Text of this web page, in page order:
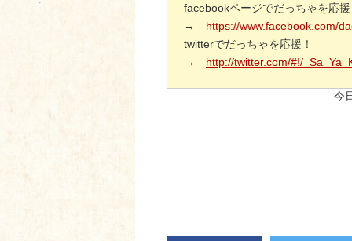
facebookページでだっちゃを応
→ https://www.facebook.com/
twitterでだっちゃを応援！
→ http://twitter.com/#!/
今